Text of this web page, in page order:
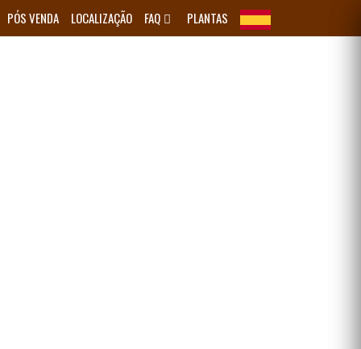
PÓS VENDA LOCALIZAÇÃO FAQ PLANTAS